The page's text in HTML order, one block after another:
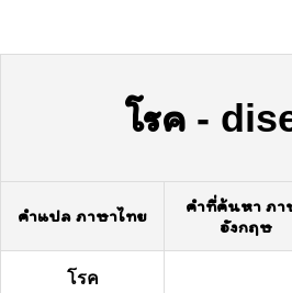
โรค -
คำแปล ภาษาไทย
คำที่ค้นหา ภา
อังกฤษ
โรค